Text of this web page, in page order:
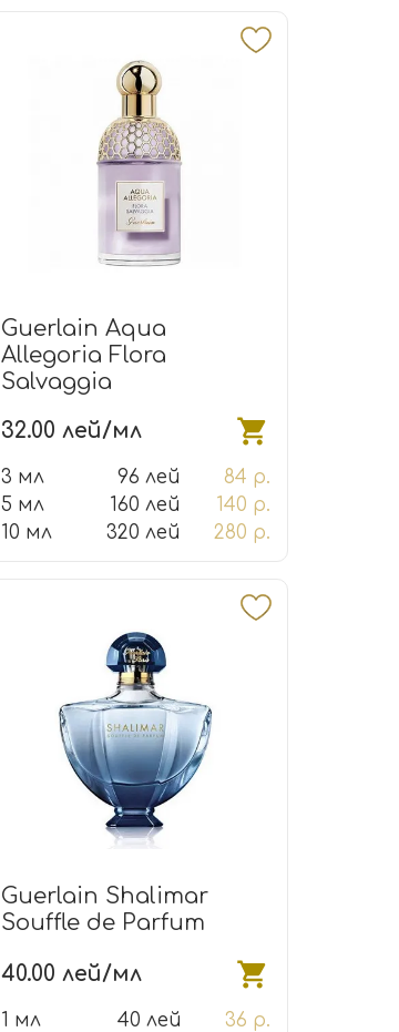
Guerlain Aqua
Allegoria Flora
Salvaggia
32.00 лей/мл
3 мл 96 лей
84 р.
5 мл
160 лей
140 р.
10 мл
320 лей 280 р.
Guerlain Shalimar
Souffle de Parfum
40.00 лей/мл
1 мл 40 лей
36 р.